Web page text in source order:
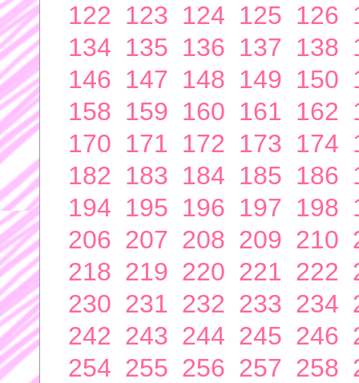
122 123 124 125 126
134 135 136 137 138
146 147 148 149 150
158 159 160 161 162
170 171 172 173 174
182 183 184 185 186
194 195 196 197 198
206 207 208 209 210
218 219 220 221 222
230 231 232 233 234
242 243 244 245 246
254 255 256 257 258